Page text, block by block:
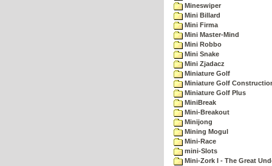
Mineswiper
Mini Billard
Mini Firma
Mini Master-Mind
Mini Robbo
Mini Snake
Mini Zjadacz
Miniature Golf
Miniature Golf
Miniature Golf Plus
MiniBreak
Mini-Breakout
Minijong
Mining Mogul
Mini-Race
mini-Slots
Mini-Zork I - The Great